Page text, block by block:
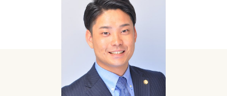
ホームに戻る
でお困りの方
刑事事件の無料相談